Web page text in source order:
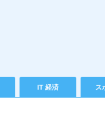
IT 経済 ス